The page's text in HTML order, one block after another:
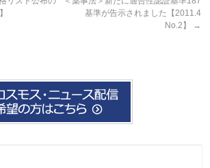
基準が告示されました【2011.4
No.2】
→